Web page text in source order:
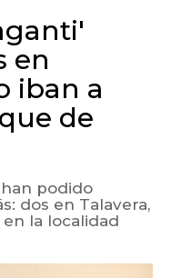
en
iban a
de
han podido
dos en Talavera,
la localidad